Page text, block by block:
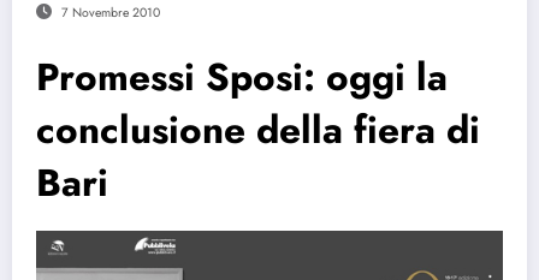
7 Novembre 2010
Promessi Sposi: oggi la
conclusione della fiera di
Bari